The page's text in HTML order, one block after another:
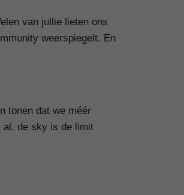
van jullie lieten ons
weerspiegelt. En
tonen dat we méér
al, de sky is de limit